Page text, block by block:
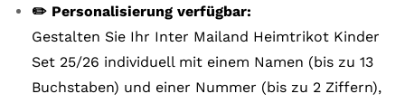
✏️ Personalisierung verfügbar:
Gestalten Sie Ihr Inter Mailand Heimtrikot Kinder
Set 25/26 individuell mit einem Namen (bis zu 13
Buchstaben) und einer Nummer (bis zu 2 Ziffern),